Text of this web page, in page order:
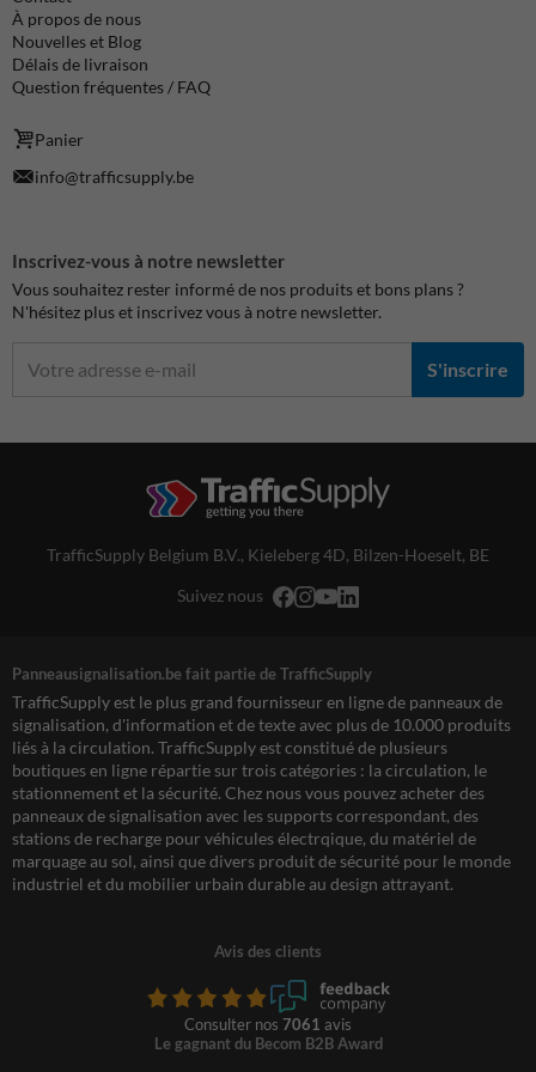
À propos de nous
Nouvelles et Blog
Délais de livraison
Question fréquentes / FAQ
Panier
info@trafficsupply.be
Inscrivez-vous à notre newsletter
Vous souhaitez rester informé de nos produits et bons plans ?
N'hésitez plus et inscrivez vous à notre newsletter.
S'inscrire
TrafficSupply Belgium B.V., Kieleberg 4D, Bilzen-Hoeselt, BE
Suivez nous
Panneausignalisation.be fait partie de TrafficSupply
TrafficSupply est le plus grand fournisseur en ligne de panneaux de
signalisation, d'information et de texte avec plus de 10.000 produits
liés à la circulation. TrafficSupply est constitué de plusieurs
boutiques en ligne répartie sur trois catégories : la circulation, le
stationnement et la sécurité. Chez nous vous pouvez acheter des
panneaux de signalisation avec les supports correspondant, des
stations de recharge pour véhicules électrqique, du matériel de
marquage au sol, ainsi que divers produit de sécurité pour le monde
industriel et du mobilier urbain durable au design attrayant.
Avis des clients
Consulter nos 7061 avis
Le gagnant du Becom B2B Award